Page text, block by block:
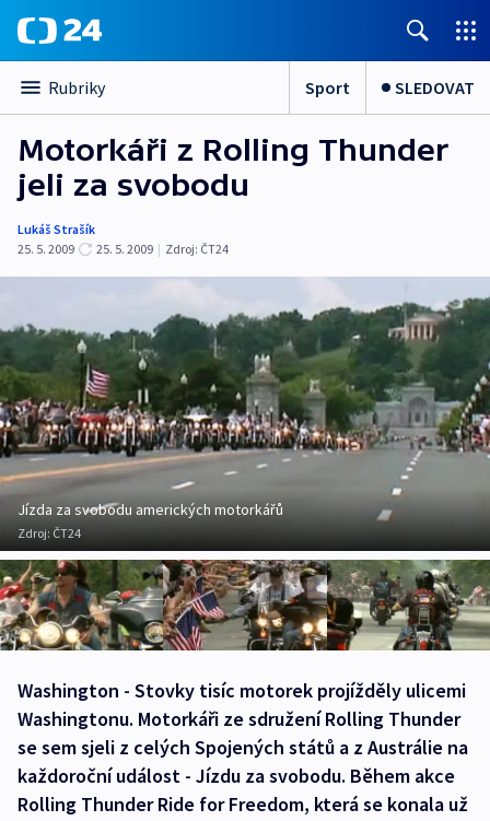
Rubriky Sport SLEDOVAT
Motorkáři z Rolling Thunder
jeli za svobodu
Lukáš Strašík
25. 5. 2009
25. 5. 2009 | Zdroj: ČT24
Jízda za svobodu amerických motorkářů
Zdroj: ČT24
Washington - Stovky tisíc motorek projížděly ulicemi
Washingtonu. Motorkáři ze sdružení Rolling Thunder
se sem sjeli z celých Spojených států a z Austrálie na
každoroční událost - Jízdu za svobodu. Během akce
Rolling Thunder Ride for Freedom, která se konala už